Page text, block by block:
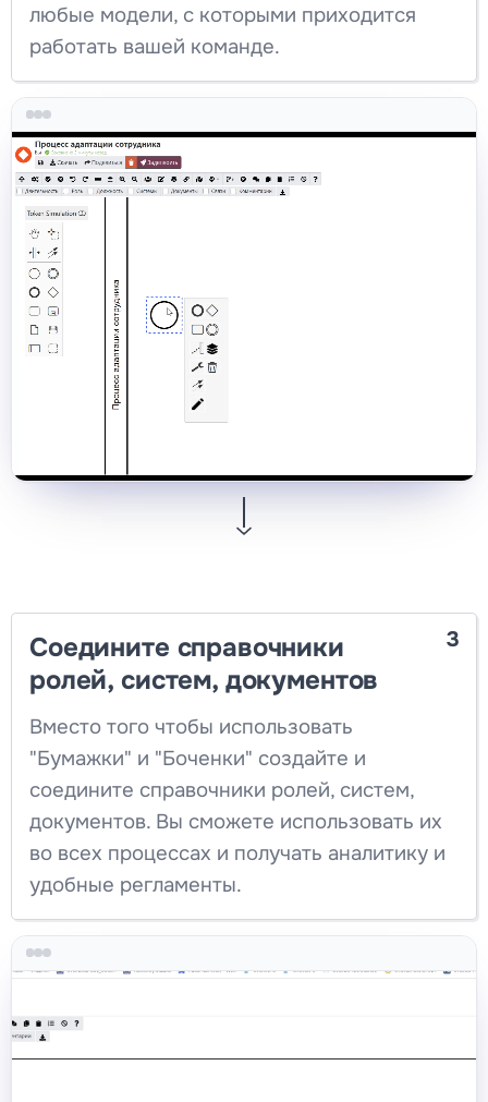
любые модели, с которыми приходится
работать вашей команде.
3
Соедините справочники
ролей, систем, документов
Вместо того чтобы использовать
"Бумажки" и "Боченки" создайте и
соедините справочники ролей, систем,
документов. Вы сможете использовать их
во всех процессах и получать аналитику и
удобные регламенты.